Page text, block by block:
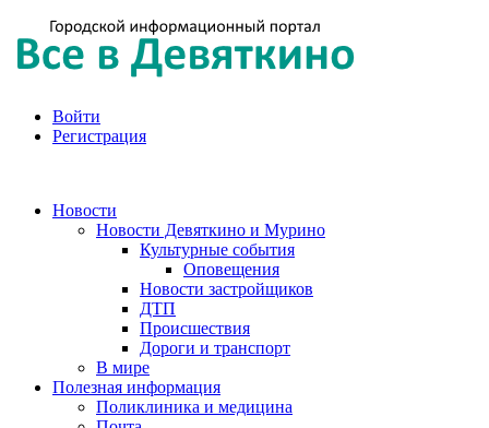
Войти
Регистрация
Новости
Новости Девяткино и Мурино
Культурные события
Оповещения
Новости застройщиков
ДТП
Происшествия
Дороги и транспорт
В мире
Полезная информация
Поликлиника и медицина